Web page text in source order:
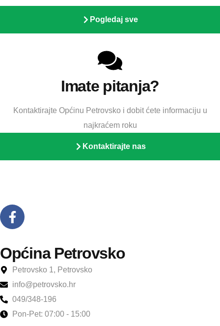
Pogledaj sve
Imate pitanja?
Kontaktirajte Općinu Petrovsko i dobit ćete informaciju u
najkraćem roku
Kontaktirajte nas
Općina Petrovsko
Petrovsko 1, Petrovsko
info@petrovsko.hr
049/348-196
Pon-Pet: 07:00 - 15:00